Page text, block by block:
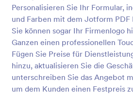
Personalisieren Sie Ihr Formular,
und Farben mit dem Jotform PDF
Sie können sogar Ihr Firmenlogo
Ganzen einen professionellen
Fügen Sie Preise für
hinzu, aktualisieren Sie die
unterschreiben Sie das Angebot
um dem Kunden einen Festpreis